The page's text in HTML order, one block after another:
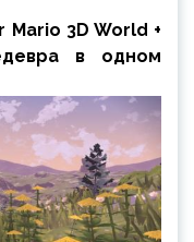
3D World +
в одном